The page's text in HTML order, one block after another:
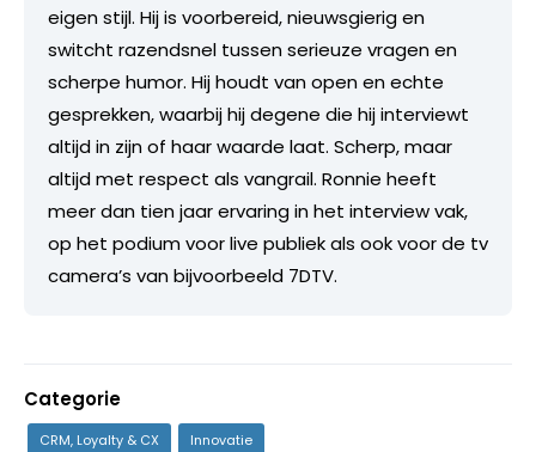
eigen stijl. Hij is voorbereid, nieuwsgierig en
switcht razendsnel tussen serieuze vragen en
scherpe humor. Hij houdt van open en echte
gesprekken, waarbij hij degene die hij interviewt
altijd in zijn of haar waarde laat. Scherp, maar
altijd met respect als vangrail. Ronnie heeft
meer dan tien jaar ervaring in het interview vak,
op het podium voor live publiek als ook voor de tv
camera’s van bijvoorbeeld 7DTV.
Categorie
CRM, Loyalty & CX Innovatie